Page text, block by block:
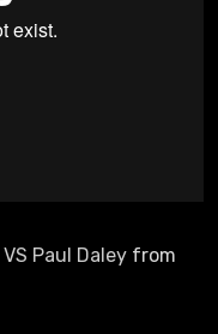
Paul Daley from